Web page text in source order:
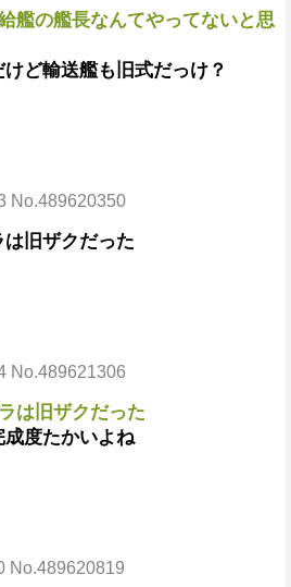
艦の艦長なんてやってないと思
ど輸送艦も旧式だっけ？
No.489620350
旧ザクだった
No.489621306
は旧ザクだった
成度たかいよね
No.489620819